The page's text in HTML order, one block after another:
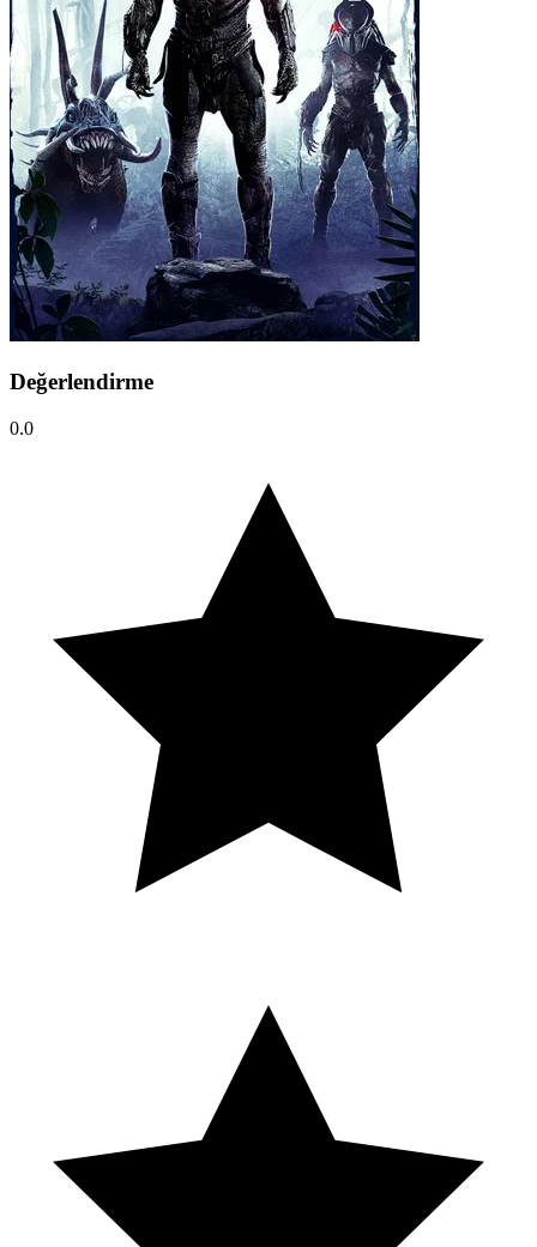
Değerlendirme
0.0